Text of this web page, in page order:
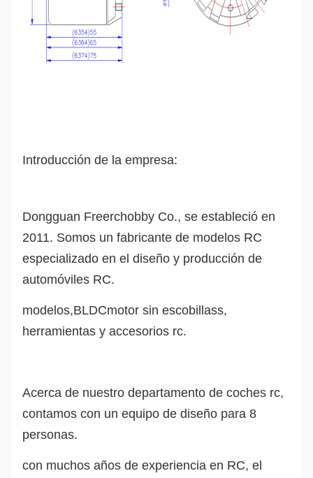
Introducción de la empresa:
Dongguan Freerchobby Co., se estableció en
2011. Somos un fabricante de modelos RC
especializado en el diseño y producción de
automóviles RC.
modelos,BLDCmotor sin escobillass,
herramientas y accesorios rc.
Acerca de nuestro departamento de coches rc,
contamos con un equipo de diseño para 8
personas.
con muchos años de experiencia en RC, el